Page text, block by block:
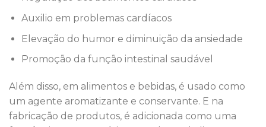
Auxilio em problemas cardíacos
Elevação do humor e diminuição da ansiedade
Promoção da função intestinal saudável
Além disso, em alimentos e bebidas, é usado como
um agente aromatizante e conservante. E na
fabricação de produtos, é adicionada como uma